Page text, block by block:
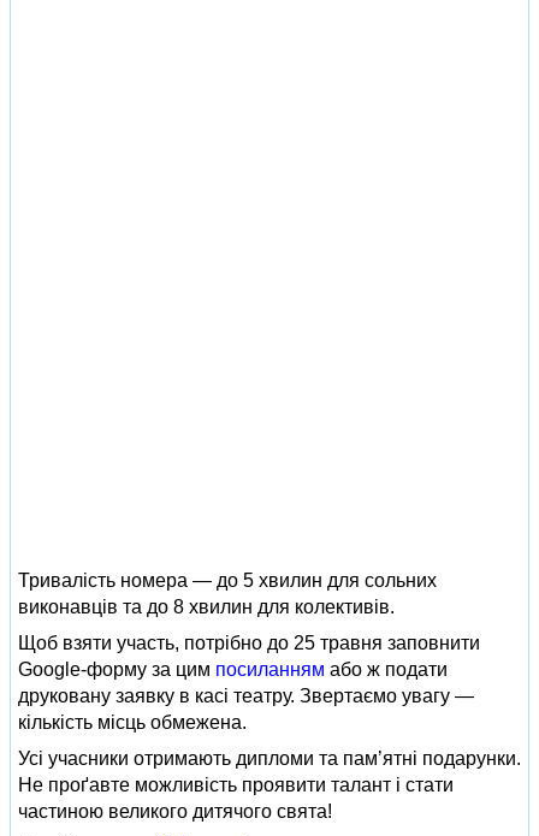
Тривалість номера — до 5 хвилин для сольних
виконавців та до 8 хвилин для колективів.
Щоб взяти участь, потрібно до 25 травня заповнити
Google-форму за цим посиланням або ж подати
друковану заявку в касі театру. Звертаємо увагу —
кількість місць обмежена.
Усі учасники отримають дипломи та пам’ятні подарунки.
Не проґавте можливість проявити талант і стати
частиною великого дитячого свята!